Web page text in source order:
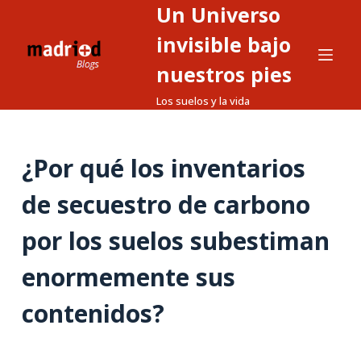
o
Un Universo
invisible bajo
nuestros pies
Los suelos y la vida
¿Por qué los inventarios
de secuestro de carbono
por los suelos subestiman
enormemente sus
contenidos?